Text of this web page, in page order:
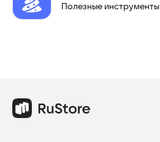
Полезные инструменты